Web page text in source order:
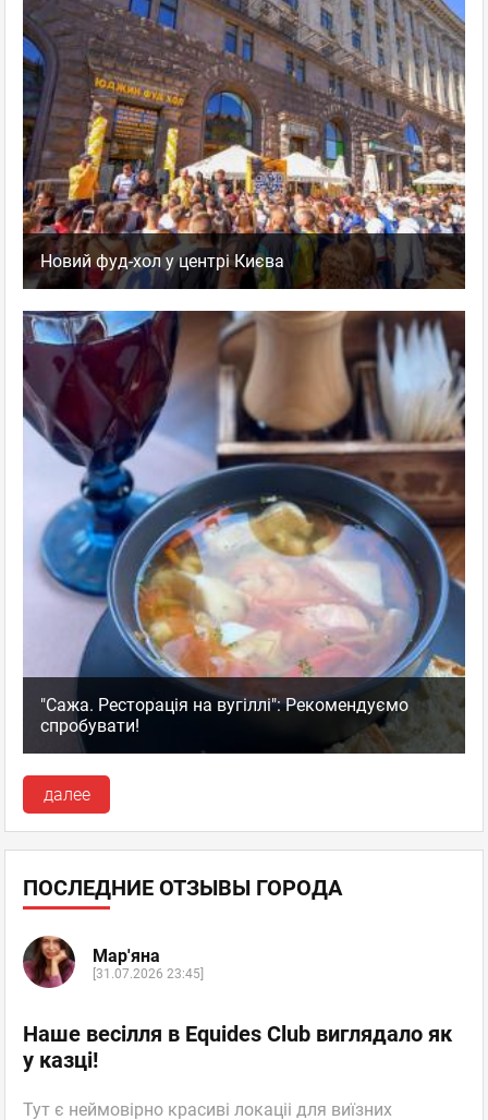
Новий фуд-хол у центрі Києва
"Сажа. Ресторація на вугіллі": Рекомендуємо
спробувати!
далее
ПОСЛЕДНИЕ ОТЗЫВЫ ГОРОДА
Мар'яна
[31.07.2026 23:45]
Наше весілля в Equides Club виглядало як
у казці!
Тут є неймовірно красиві локаціі для виїзних